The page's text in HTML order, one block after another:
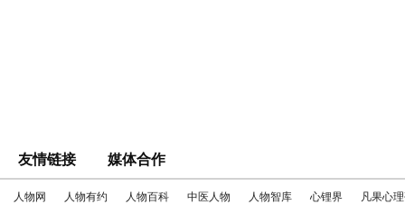
友情链接 媒体合作
人物网 人物有约 人物百科 中医人物 人物智库 心锂界
凡果心